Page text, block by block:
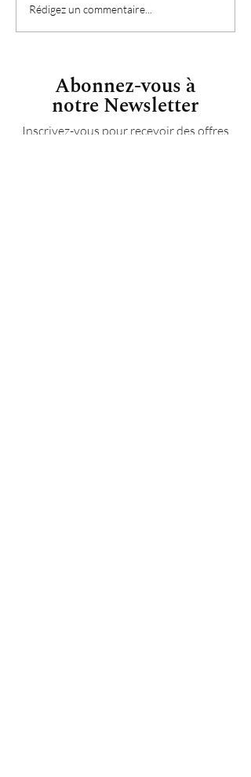
Publication chez
Provence & You
Rédigez un commentaire...
Abonnez-vous à
notre Newsletter
Inscrivez-vous pour recevoir des offres